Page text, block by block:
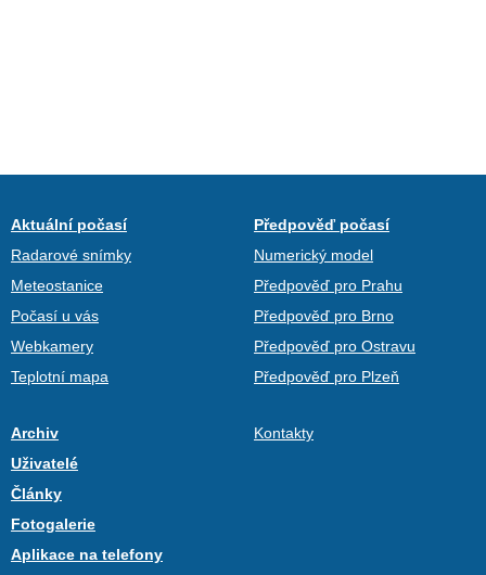
Aktuální počasí
Radarové snímky
Meteostanice
Počasí u vás
Webkamery
Teplotní mapa
Předpověď počasí
Numerický model
Předpověď pro Prahu
Předpověď pro Brno
Předpověď pro Ostravu
Předpověď pro Plzeň
Archiv
Uživatelé
Články
Fotogalerie
Aplikace na telefony
Kontakty